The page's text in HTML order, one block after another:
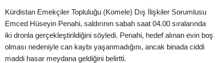
Kürdistan Emekçiler Topluluğu (Komele) Dış İlişkiler Sorumlusu
Emced Hüseyin Penahi, saldırının sabah saat 04.00 sıralarında
iki dronla gerçekleştirildiğini söyledi. Penahi, hedef alınan evin boş
olması nedeniyle can kaybı yaşanmadığını, ancak binada ciddi
maddi hasar meydana geldiğini belirtti.